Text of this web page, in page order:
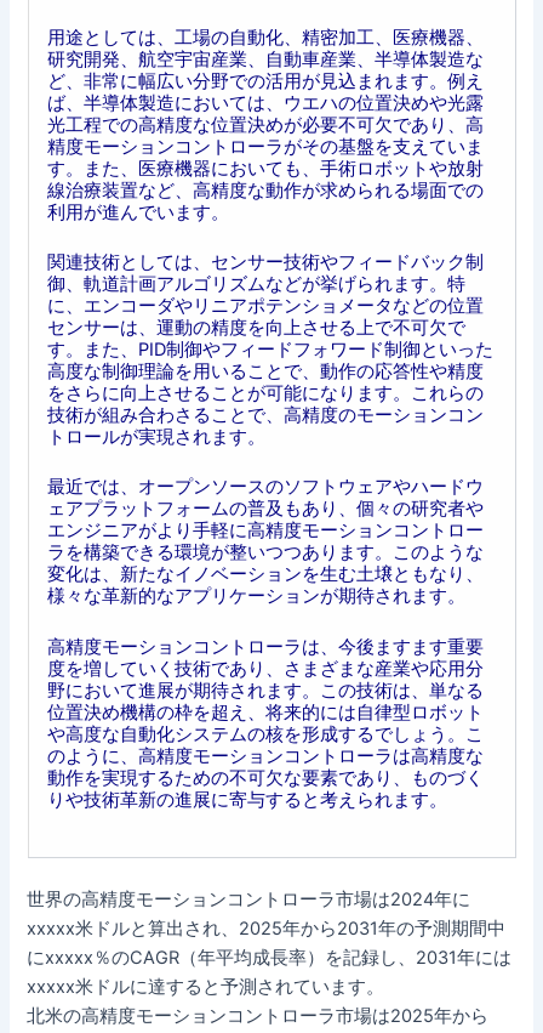
用途としては、工場の自動化、精密加工、医療機器、
研究開発、航空宇宙産業、自動車産業、半導体製造な
ど、非常に幅広い分野での活用が見込まれます。例え
ば、半導体製造においては、ウエハの位置決めや光露
光工程での高精度な位置決めが必要不可欠であり、高
精度モーションコントローラがその基盤を支えていま
す。また、医療機器においても、手術ロボットや放射
線治療装置など、高精度な動作が求められる場面での
利用が進んでいます。
関連技術としては、センサー技術やフィードバック制
御、軌道計画アルゴリズムなどが挙げられます。特
に、エンコーダやリニアポテンショメータなどの位置
センサーは、運動の精度を向上させる上で不可欠で
す。また、PID制御やフィードフォワード制御といった
高度な制御理論を用いることで、動作の応答性や精度
をさらに向上させることが可能になります。これらの
技術が組み合わさることで、高精度のモーションコン
トロールが実現されます。
最近では、オープンソースのソフトウェアやハードウ
ェアプラットフォームの普及もあり、個々の研究者や
エンジニアがより手軽に高精度モーションコントロー
ラを構築できる環境が整いつつあります。このような
変化は、新たなイノベーションを生む土壌ともなり、
様々な革新的なアプリケーションが期待されます。
高精度モーションコントローラは、今後ますます重要
度を増していく技術であり、さまざまな産業や応用分
野において進展が期待されます。この技術は、単なる
位置決め機構の枠を超え、将来的には自律型ロボット
や高度な自動化システムの核を形成するでしょう。こ
のように、高精度モーションコントローラは高精度な
動作を実現するための不可欠な要素であり、ものづく
りや技術革新の進展に寄与すると考えられます。
世界の高精度モーションコントローラ市場は2024年に
xxxxx米ドルと算出され、2025年から2031年の予測期間中
にxxxxx％のCAGR（年平均成長率）を記録し、2031年には
xxxxx米ドルに達すると予測されています。
北米の高精度モーションコントローラ市場は2025年から